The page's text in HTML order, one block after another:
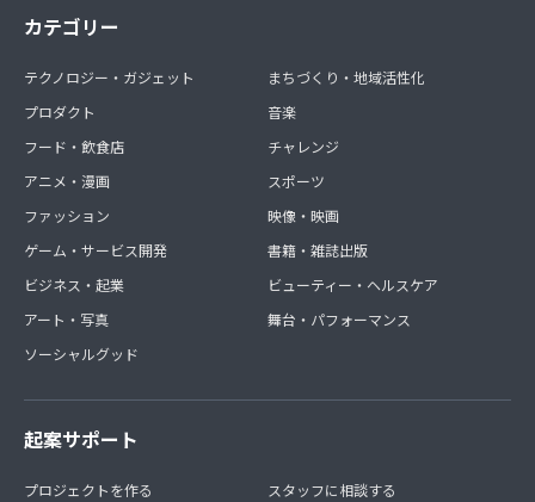
カテゴリー
テクノロジー・ガジェット
プロダクト
フード・飲食店
アニメ・漫画
ファッション
ゲーム・サービス開発
ビジネス・起業
アート・写真
ソーシャルグッド
まちづくり・地域活性化
音楽
チャレンジ
スポーツ
映像・映画
書籍・雑誌出版
ビューティー・ヘルスケア
舞台・パフォーマンス
起案サポート
プロジェクトを作る
スタッフに相談する